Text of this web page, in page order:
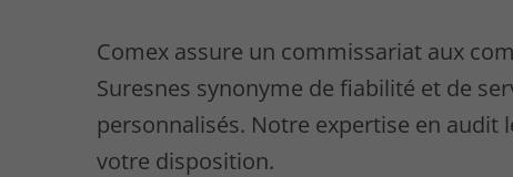
Comex assure un commissariat aux
Suresnes synonyme de fiabilité et de
personnalisés. Notre expertise en audit
votre disposition.